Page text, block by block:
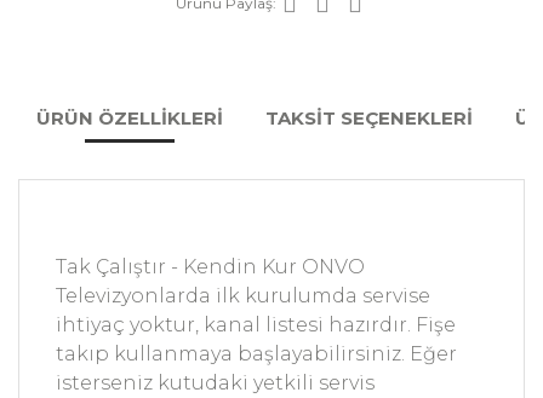
ÜRÜN ÖZELLİKLERİ TAKSİT SEÇENEKLERİ
Tak Çalıştır - Kendin Kur ONVO
Televizyonlarda ilk kurulumda servise
ihtiyaç yoktur, kanal listesi hazırdır. Fişe
takıp kullanmaya başlayabilirsiniz. Eğer
isterseniz kutudaki yetkili servis